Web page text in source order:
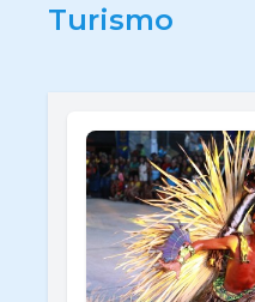
Turismo